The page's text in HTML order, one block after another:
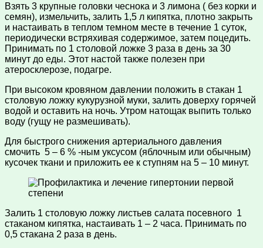
Взять 3 крупные головки чеснока и 3 лимона ( без корки и
семян), измельчить, залить 1,5 л кипятка, плотно закрыть
и настаивать в теплом темном месте в течение 1 суток,
периодически встряхивая содержимое, затем поцедить.
Принимать по 1 столовой ложке 3 раза в день за 30
минут до еды. Этот настой также полезен при
атеросклерозе, подагре.
При высоком кровяном давлении положить в стакан 1
столовую ложку кукурузной муки, залить доверху горячей
водой и оставить на ночь. Утром натощак выпить только
воду (гущу не размешивать).
Для быстрого снижения артериального давления
смочить 5 – 6 % -ным уксусом (яблочным или обычным)
кусочек ткани и приложить ее к ступням на 5 – 10 минут.
Залить 1 столовую ложку листьев салата посевного 1
стаканом кипятка, настаивать 1 – 2 часа. Принимать по
0,5 стакана 2 раза в день.